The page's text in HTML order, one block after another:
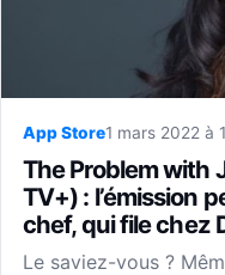
App Store1 mars 2022 à
The Problem with
TV+) : l’émission
chef, qui file chez
Le saviez-vous ?